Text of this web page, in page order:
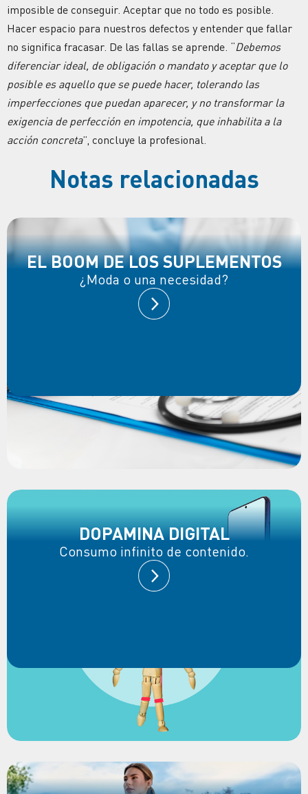
imposible de conseguir. Aceptar que no todo es posible.
Hacer espacio para nuestros defectos y entender que fallar
no significa fracasar. De las fallas se aprende. “Debemos
diferenciar ideal, de obligación o mandato y aceptar que lo
posible es aquello que se puede hacer, tolerando las
imperfecciones que puedan aparecer, y no transformar la
exigencia de perfección en impotencia, que inhabilita a la
acción concreta”, concluye la profesional.
Notas relacionadas
EL BOOM DE LOS SUPLEMENTOS
¿Moda o una necesidad?
DOPAMINA DIGITAL
Consumo infinito de contenido.